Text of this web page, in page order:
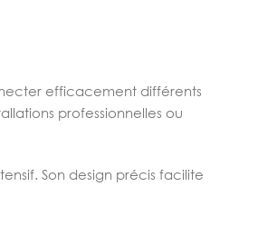
efficacement différents
professionnelles ou
Son design précis facilite